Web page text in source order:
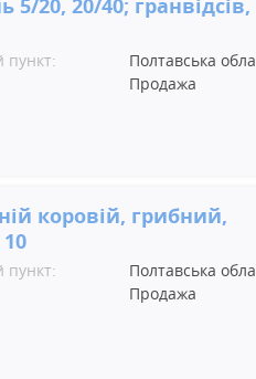
20, 20/40; гранвідсів,
пункт:
Полтавська
Продажа
коровій, грибний,
пункт:
Полтавська
Продажа